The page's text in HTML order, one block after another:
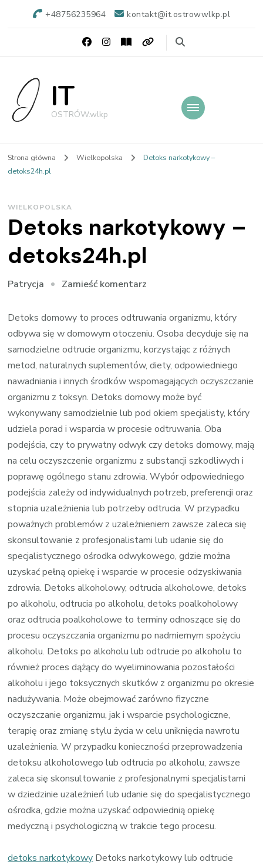
+48756235964 kontakt@it.ostrowwlkp.pl
IT
OSTRÓW.wlkp
Strona główna Wielkopolska
Detoks narkotykowy –
detoks24h.pl
WIELKOPOLSKA
Detoks narkotykowy –
detoks24h.pl
Patrycja Zamieść komentarz
Detoks
narkotykowy
–
detoks24h.pl
Detoks domowy to proces odtruwania organizmu, który
odbywa się w domowym otoczeniu. Osoba decyduje się na
samodzielne odtrucie organizmu, korzystając z różnych
metod, naturalnych suplementów, diety, odpowiedniego
nawadniania i innych środków wspomagających oczyszczanie
organizmu z toksyn. Detoks domowy może być
wykonywany samodzielnie lub pod okiem specjalisty, który
udziela porad i wsparcia w procesie odtruwania. Oba
podejścia, czy to prywatny odwyk czy detoks domowy, mają
na celu oczyszczenie organizmu z substancji szkodliwych i
poprawę ogólnego stanu zdrowia. Wybór odpowiedniego
podejścia zależy od indywidualnych potrzeb, preferencji oraz
stopnia uzależnienia lub potrzeby odtrucia. W przypadku
poważnych problemów z uzależnieniem zawsze zaleca się
skonsultowanie z profesjonalistami lub udanie się do
specjalistycznego ośrodka odwykowego, gdzie można
uzyskać pełną opiekę i wsparcie w procesie odzyskiwania
zdrowia. Detoks alkoholowy, odtrucia alkoholowe, detoks
po alkoholu, odtrucia po alkoholu, detoks poalkoholowy
oraz odtrucia poalkoholowe to terminy odnoszące się do
procesu oczyszczania organizmu po nadmiernym spożyciu
alkoholu. Detoks po alkoholu lub odtrucie po alkoholu to
również proces dążący do wyeliminowania pozostałości
alkoholu i jego toksycznych skutków z organizmu po okresie
nadużywania. Może obejmować zarówno fizyczne
oczyszczanie organizmu, jak i wsparcie psychologiczne,
terapię oraz zmianę stylu życia w celu uniknięcia nawrotu
uzależnienia. W przypadku konieczności przeprowadzenia
detoksu alkoholowego lub odtrucia po alkoholu, zawsze
zaleca się skonsultowanie z profesjonalnymi specjalistami
w dziedzinie uzależnień lub udanie się do specjalistycznego
ośrodka, gdzie można uzyskać odpowiednią opiekę
medyczną i psychologiczną w trakcie tego procesu.
detoks narkotykowy Detoks narkotykowy lub odtrucie